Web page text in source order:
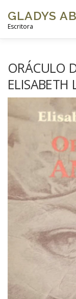
GLADYS
Escritora
VIDEOS BLOG
ORÁCULO
ELISABETH